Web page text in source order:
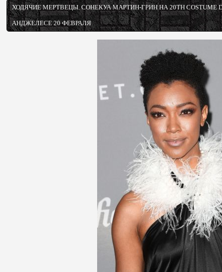
ХОДЯЧИЕ МЕРТВЕЦЫ. СОНЕКУА МАРТИН-ГРИН НА 20TH COSTUME
АНДЖЕЛЕСЕ 20 ФЕВРАЛЯ